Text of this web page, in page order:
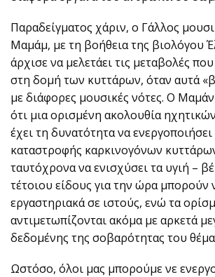
Παραδείγματος χάριν, ο Γάλλος
Μαμάμ, με τη βοήθεια της βιολόγου
άρχισε να μελετάει τις μεταβολές
στη δομή των κυττάρων, όταν αυτά
με διάφορες μουσικές νότες. Ο
ότι μια ορισμένη ακολουθία
έχει τη δυνατότητα να ενεργοποιήσει
καταστροφής καρκινογόνων
ταυτόχρονα να ενισχύσει τα υγιή –
τέτοιου είδους για την ώρα μπορούν
εργαστηριακά σε ιστούς, ενώ τα
αντιμετωπίζονται ακόμα με αρκετά
δεδομένης της σοβαρότητας του
Ωστόσο, όλοι μας μπορούμε νε